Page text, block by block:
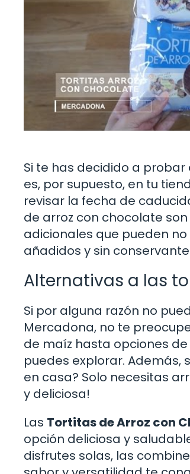
Si te has decidido a
es, por supuesto, en tu
revisar la fecha de
de arroz con chocolate
adicionales que pueden
añadidos y sin
Alternativas a las
Si por alguna razón no
Mercadona, no te
de maíz hasta opciones
puedes explorar. Además,
en casa? Solo necesitas
y deliciosa!
Las Tortitas de Arroz con
opción deliciosa y
disfrutes solas, las